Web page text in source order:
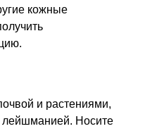
кожные
и растениями,
лейшманией. Носите